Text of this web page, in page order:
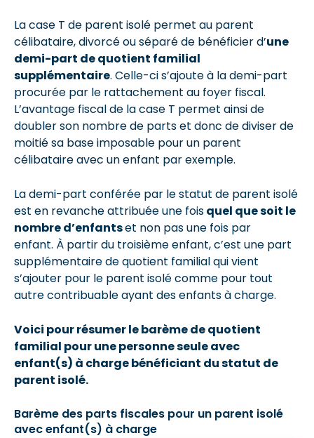
La case T de parent isolé permet au parent
célibataire, divorcé ou séparé de bénéficier d’une
demi-part de quotient familial
supplémentaire. Celle-ci s’ajoute à la demi-part
procurée par le rattachement au foyer fiscal.
L’avantage fiscal de la case T permet ainsi de
doubler son nombre de parts et donc de diviser de
moitié sa base imposable pour un parent
célibataire avec un enfant par exemple.
La demi-part conférée par le statut de parent isolé
est en revanche attribuée une foisquel que soit le
nombre d’enfantset non pas une fois par
enfant. À partir du troisième enfant, c’est une part
supplémentaire de quotient familial qui vient
s’ajouter pour le parent isolé comme pour tout
autre contribuable ayant des enfants à charge.
Voici pour résumer le barème de quotient
familial pour une personne seule avec
enfant(s) à charge bénéficiant du statut de
parent isolé.
Barème des parts fiscales pour un parent isolé
avec enfant(s) à charge